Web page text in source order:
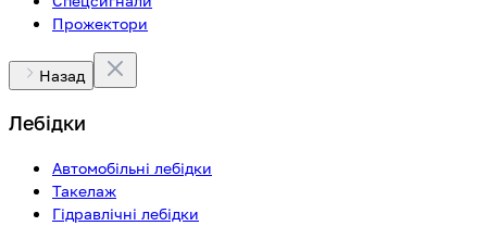
Прожектори
Назад
Лебідки
Автомобільні лебідки
Такелаж
Гідравлічні лебідки